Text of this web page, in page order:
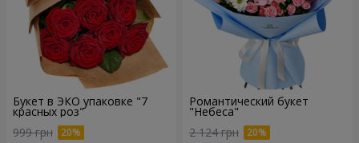
Букет в ЭКО упаковке "7
красных роз"
999 грн
Романтический букет
"Небеса"
2 124 грн